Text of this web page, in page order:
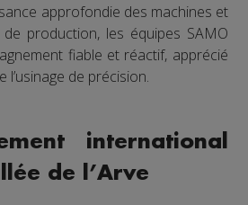
approfondie des machines et
production, les équipes SAMO
fiable et réactif, apprécié
de précision.
international
de l’Arve